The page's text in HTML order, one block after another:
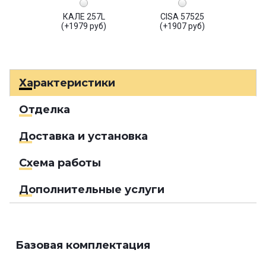
КАЛЕ 257L
(+1979 руб)
CISA 57525
(+1907 руб)
Характеристики
Отделка
Доставка и установка
Схема работы
Дополнительные услуги
Базовая комплектация